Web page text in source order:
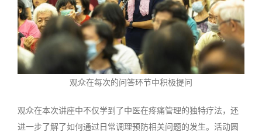
观众在每次的问答环节中积极提问
观众在本次讲座中不仅学到了中医在疼痛管理的独特疗法，还
进一步了解了如何通过日常调理预防相关问题的发生。活动圆